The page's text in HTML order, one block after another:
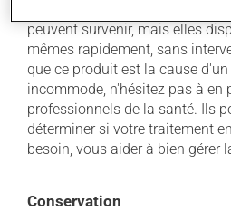
peuvent survenir, mais elles
mêmes rapidement, sans
que ce produit est la cause
incommode, n'hésitez pas à en
professionnels de la santé. Ils
déterminer si votre traitement
besoin, vous aider à bien gérer
Conservation